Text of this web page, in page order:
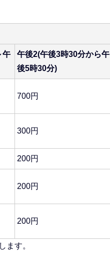
午
午後2(午後3時30分から午
後5時30分)
700円
300円
200円
200円
200円
ます。